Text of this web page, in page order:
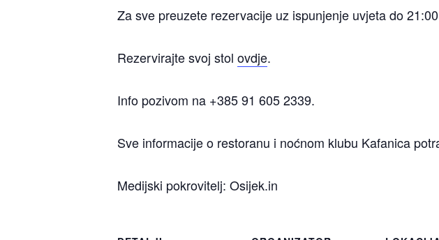
Za sve preuzete rezervacije uz ispunjenje uvjeta do
Rezervirajte svoj stol ovdje.
Info pozivom na +385 91 605 2339.
Sve informacije o restoranu i noćnom klubu Kafanica
Medijski pokrovitelj: Osijek.in